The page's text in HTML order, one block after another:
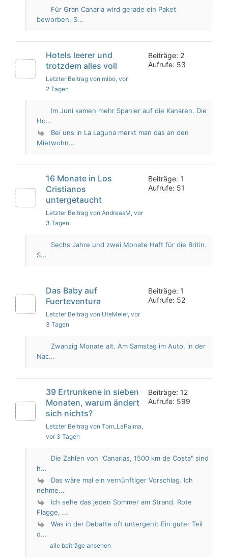
Für Gran Canaria wird gerade ein Paket
beworben. S...
Hotels leerer und
trotzdem alles voll
Letzter Beitrag von mibo, vor
2 Tagen
Beiträge: 2
Aufrufe: 53
Im Juni kamen mehr Spanier auf die Kanaren. Die
Ho...
Bei uns in La Laguna merkt man das an den
Mietwohn...
16 Monate in Los
Cristianos
untergetaucht
Letzter Beitrag von AndreasM, vor
3 Tagen
Beiträge: 1
Aufrufe: 51
Sechs Jahre und zwei Monate Haft für die Britin.
S...
Das Baby auf
Fuerteventura
Letzter Beitrag von UteMeier, vor
3 Tagen
Beiträge: 1
Aufrufe: 52
Zwanzig Monate alt. Am Samstag im Auto, in der
Nac...
39 Ertrunkene in sieben
Monaten, warum ändert
sich nichts?
Letzter Beitrag von Tom_LaPalma,
vor 3 Tagen
Beiträge: 12
Aufrufe: 599
Die Zahlen von "Canarias, 1500 km de Costa" sind
h...
Das wäre mal ein vernünftiger Vorschlag. Ich
nehme...
Ich sehe das jeden Sommer am Strand. Rote
Flagge, ...
Was in der Debatte oft untergeht: Ein guter Teil
d...
alle beiträge ansehen